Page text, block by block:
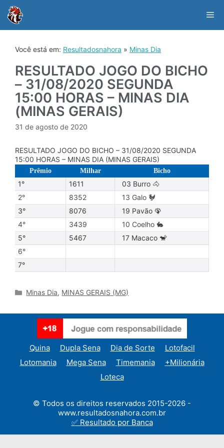
content
Você está em: Resultadosnahora » Minas Dia
RESULTADO JOGO DO BICHO
– 31/08/2020 SEGUNDA
15:00 HORAS – MINAS DIA
(MINAS GERAIS)
31 de agosto de 2020
RESULTADO JOGO DO BICHO – 31/08/2020 SEGUNDA
15:00 HORAS – MINAS DIA (MINAS GERAIS)
Prêmio Milhar Bicho
1° 1611
03 Burro 🐴
2°
8352
13 Galo 🐓
3°
8076
19 Pavão 🦚
4°
3439
10 Coelho 🐇
5°
5467
17 Macaco 🐒
6°
7°
Categories
Minas Dia, MINAS GERAIS (MG)
Quina Dupla Sena Dia de Sorte
Lotofacil
Lotomania
Mega Sena Timemania
+Milionária
Loteca
© Todos os direitos reservados 2015-2026 -
www.resultadosnahora.com.br
✅ Resultado por Banca